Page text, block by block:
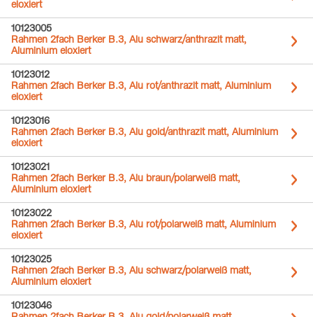
eloxiert
10123005
Rahmen 2fach Berker B.3, Alu schwarz/anthrazit matt,
Aluminium eloxiert
10123012
Rahmen 2fach Berker B.3, Alu rot/anthrazit matt, Aluminium
eloxiert
10123016
Rahmen 2fach Berker B.3, Alu gold/anthrazit matt, Aluminium
eloxiert
10123021
Rahmen 2fach Berker B.3, Alu braun/polarweiß matt,
Aluminium eloxiert
10123022
Rahmen 2fach Berker B.3, Alu rot/polarweiß matt, Aluminium
eloxiert
10123025
Rahmen 2fach Berker B.3, Alu schwarz/polarweiß matt,
Aluminium eloxiert
10123046